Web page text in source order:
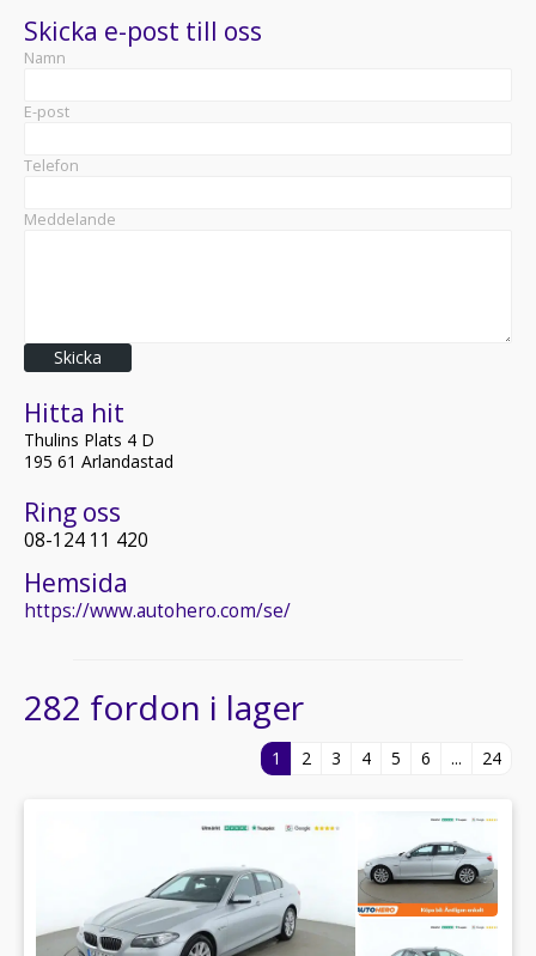
Skicka e-post till oss
Namn
E-post
Telefon
Meddelande
Skicka
Hitta hit
Thulins Plats 4 D
195 61 Arlandastad
Ring oss
08-124 11 420
Hemsida
https://www.autohero.com/se/
282 fordon i lager
1 2 3 4 5 6 ... 24